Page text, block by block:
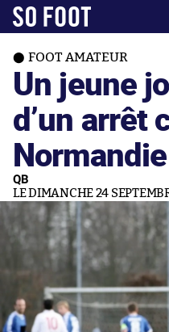
FOOT AMATEUR
Un jeune
d’un arrêt
Normandie
QB
LE DIMANCHE 24